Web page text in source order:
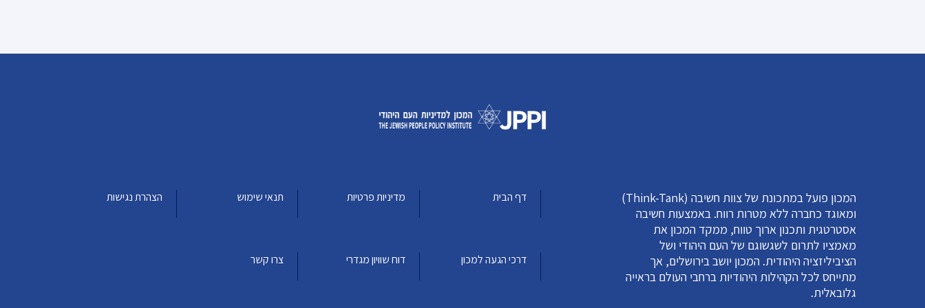
המכון פועל במתכונת של צוות חשיבה (Think-Tank)
ומאוגד כחברה ללא מטרות רווח. באמצעות חשיבה
אסטרטגית ותכנון ארוך טווח, ממקד המכון את
מאמציו לתרום לשגשוגם של העם היהודי ושל
הציביליזציה היהודית. המכון יושב בירושלים, אך
מתייחס לכל הקהילות היהודיות ברחבי העולם בראייה
גלובאלית.
דף הבית מדיניות פרטיות תנאי שימוש הצהרת נגישות
דרכי הגעה למכון דוח שוויון מגדרי צרו קשר